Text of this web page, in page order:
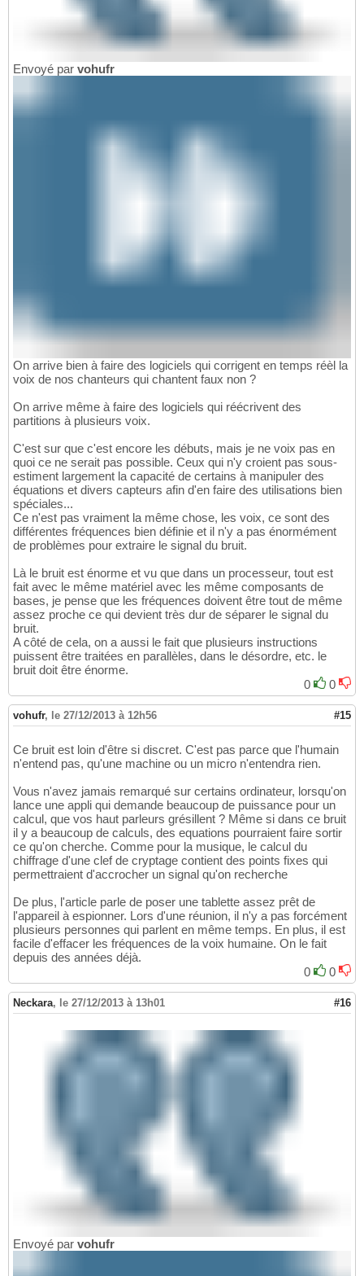
Envoyé par vohufr
On arrive bien à faire des logiciels qui corrigent en temps réèl la
voix de nos chanteurs qui chantent faux non ?
On arrive même à faire des logiciels qui réécrivent des
partitions à plusieurs voix.
C'est sur que c'est encore les débuts, mais je ne voix pas en
quoi ce ne serait pas possible. Ceux qui n'y croient pas sous-
estiment largement la capacité de certains à manipuler des
équations et divers capteurs afin d'en faire des utilisations bien
spéciales...
Ce n'est pas vraiment la même chose, les voix, ce sont des
différentes fréquences bien définie et il n'y a pas énormément
de problèmes pour extraire le signal du bruit.
Là le bruit est énorme et vu que dans un processeur, tout est
fait avec le même matériel avec les même composants de
bases, je pense que les fréquences doivent être tout de même
assez proche ce qui devient très dur de séparer le signal du
bruit.
A côté de cela, on a aussi le fait que plusieurs instructions
puissent être traitées en parallèles, dans le désordre, etc. le
bruit doit être énorme.
0
0
vohufr, le 27/12/2013 à 12h56 #15
Ce bruit est loin d'être si discret. C'est pas parce que l'humain
n'entend pas, qu'une machine ou un micro n'entendra rien.
Vous n'avez jamais remarqué sur certains ordinateur, lorsqu'on
lance une appli qui demande beaucoup de puissance pour un
calcul, que vos haut parleurs grésillent ? Même si dans ce bruit
il y a beaucoup de calculs, des equations pourraient faire sortir
ce qu'on cherche. Comme pour la musique, le calcul du
chiffrage d'une clef de cryptage contient des points fixes qui
permettraient d'accrocher un signal qu'on recherche
De plus, l'article parle de poser une tablette assez prêt de
l'appareil à espionner. Lors d'une réunion, il n'y a pas forcément
plusieurs personnes qui parlent en même temps. En plus, il est
facile d'effacer les fréquences de la voix humaine. On le fait
depuis des années déjà.
0
0
Neckara, le 27/12/2013 à 13h01 #16
Envoyé par vohufr